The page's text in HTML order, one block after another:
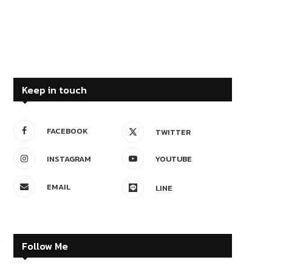
Keep in touch
FACEBOOK TWITTER
INSTAGRAM YOUTUBE
EMAIL LINE
Follow Me